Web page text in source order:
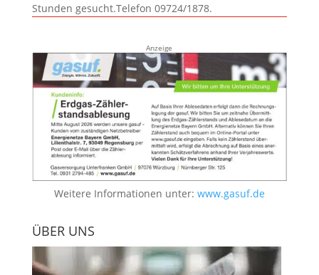
Stunden gesucht.Telefon 09724/1878.
Anzeige
Weitere Informationen unter: www.gasuf.de
ÜBER UNS